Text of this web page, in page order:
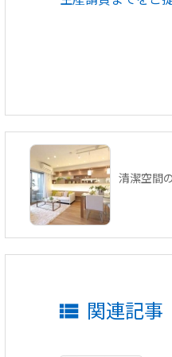
清潔空間
 関連記事